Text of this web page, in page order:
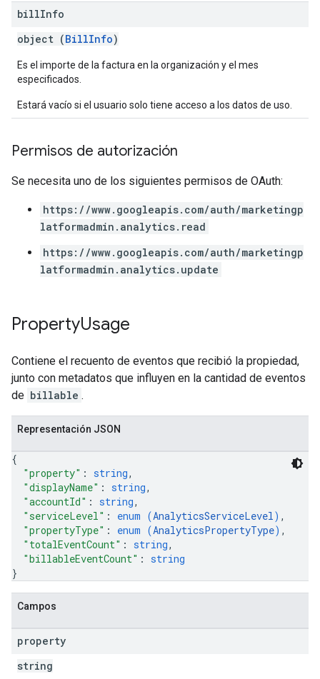
billInfo
object (BillInfo)
Es el importe de la factura en la organización y el mes
especificados.
Estará vacío si el usuario solo tiene acceso a los datos de uso.
Permisos de autorización
Se necesita uno de los siguientes permisos de OAuth:
https://www.googleapis.com/auth/marketingp
latformadmin.analytics.read
https://www.googleapis.com/auth/marketingp
latformadmin.analytics.update
PropertyUsage
Contiene el recuento de eventos que recibió la propiedad,
junto con metadatos que influyen en la cantidad de eventos
de billable .
Representación JSON
{
"property" : string,
"displayName" : string,
"accountId" : string,
"serviceLevel" : enum (AnalyticsServiceLevel) ,
"propertyType" : enum (AnalyticsPropertyType) ,
"totalEventCount" : string,
"billableEventCount" : string
}
Campos
property
string